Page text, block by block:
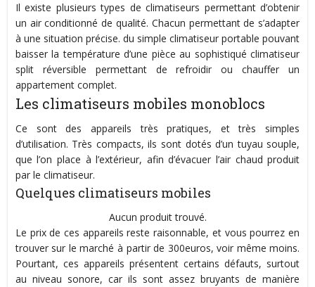
Il existe plusieurs types de climatiseurs permettant d’obtenir
un air conditionné de qualité. Chacun permettant de s’adapter
à une situation précise. du simple climatiseur portable pouvant
baisser la température d’une pièce au sophistiqué climatiseur
split réversible permettant de refroidir ou chauffer un
appartement complet.
Les climatiseurs mobiles monoblocs
Ce sont des appareils très pratiques, et très simples
d’utilisation. Très compacts, ils sont dotés d’un tuyau souple,
que l’on place à l’extérieur, afin d’évacuer l’air chaud produit
par le climatiseur.
Quelques climatiseurs mobiles
Aucun produit trouvé.
Le prix de ces appareils reste raisonnable, et vous pourrez en
trouver sur le marché à partir de 300euros, voir même moins.
Pourtant, ces appareils présentent certains défauts, surtout
au niveau sonore, car ils sont assez bruyants de manière